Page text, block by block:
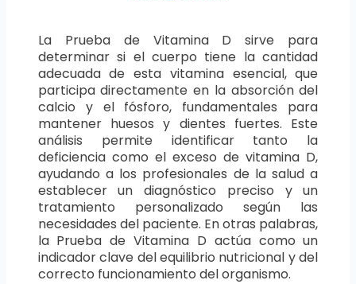
La Prueba de Vitamina D sirve para
determinar si el cuerpo tiene la cantidad
adecuada de esta vitamina esencial, que
participa directamente en la absorción del
calcio y el fósforo, fundamentales para
mantener huesos y dientes fuertes. Este
análisis permite identificar tanto la
deficiencia como el exceso de vitamina D,
ayudando a los profesionales de la salud a
establecer un diagnóstico preciso y un
tratamiento personalizado según las
necesidades del paciente. En otras palabras,
la Prueba de Vitamina D actúa como un
indicador clave del equilibrio nutricional y del
correcto funcionamiento del organismo.